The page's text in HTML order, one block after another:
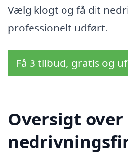
Vælg klogt og få dit
professionelt udført.
Få 3 tilbud, gratis og
Oversigt over